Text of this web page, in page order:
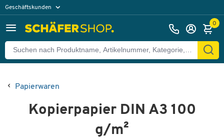
Geschäftskunden
0
Papierwaren
Kopierpapier DIN A3 100
g/m²